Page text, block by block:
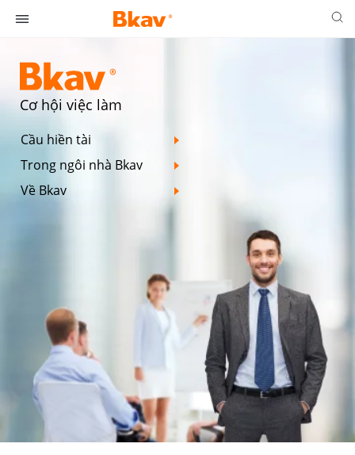
Cơ hội việc làm
Cầu hiền tài
Trong ngôi nhà Bkav
Về Bkav